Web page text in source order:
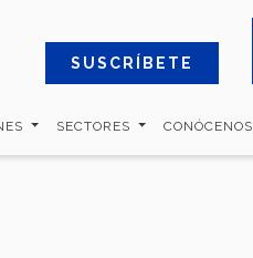
SUSCRÍBETE
SECTORES CONÓCENOS